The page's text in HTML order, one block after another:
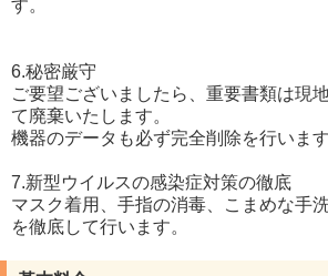
す。
6.秘密厳守
ご要望ございましたら、重要書類は現
て廃棄いたします。
機器のデータも必ず完全削除を行います
7.新型ウイルスの感染症対策の徹底
マスク着用、手指の消毒、こまめな手
を徹底して行います。